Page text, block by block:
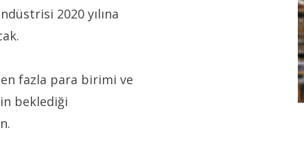
2020 yılına
fazla para birimi ve
beklediği